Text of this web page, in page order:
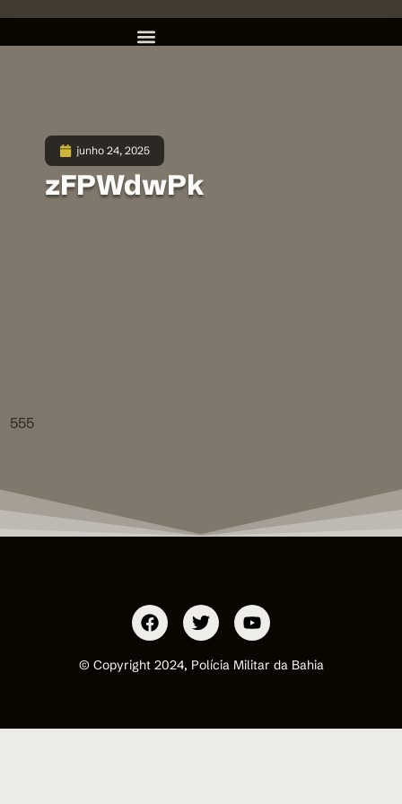
junho 24, 2025
zFPWdwPk
555
© Copyright 2024, Polícia Militar da Bahia